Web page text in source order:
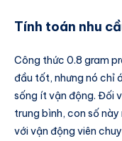
Tính toán nhu
Công thức 0.8 gram
đầu tốt, nhưng nó chỉ
sống ít vận động. Đối
trung bình, con số này
với vận động viên